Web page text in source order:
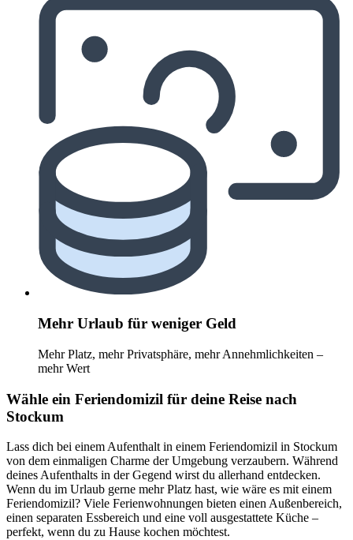
Mehr Urlaub für weniger Geld
Mehr Platz, mehr Privatsphäre, mehr Annehmlichkeiten –
mehr Wert
Wähle ein Feriendomizil für deine Reise nach
Stockum
Lass dich bei einem Aufenthalt in einem Feriendomizil in Stockum
von dem einmaligen Charme der Umgebung verzaubern. Während
deines Aufenthalts in der Gegend wirst du allerhand entdecken.
Wenn du im Urlaub gerne mehr Platz hast, wie wäre es mit einem
Feriendomizil? Viele Ferienwohnungen bieten einen Außenbereich,
einen separaten Essbereich und eine voll ausgestattete Küche –
perfekt, wenn du zu Hause kochen möchtest.